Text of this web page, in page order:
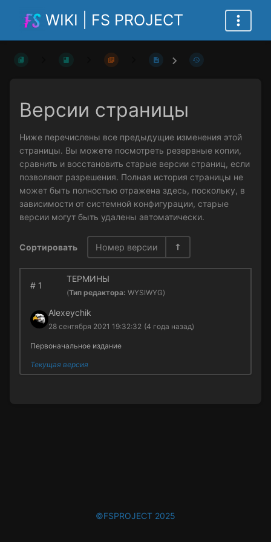
WIKI | FS PROJECT
Версии страницы
Ниже перечислены все предыдущие изменения этой
страницы. Вы можете посмотреть резервные копии,
сравнить и восстановить старые версии страниц, если
позволяют разрешения. Полная история страницы не
может быть полностью отражена здесь, поскольку, в
зависимости от системной конфигурации, старые
версии могут быть удалены автоматически.
Сортировать Номер версии
#1
ТЕРМИНЫ
(Тип редактора: WYSIWYG)
Alexeychik
28 сентября 2021 19:32:32 (4 года назад)
Первоначальное издание
Текущая версия
©FSPROJECT 2025